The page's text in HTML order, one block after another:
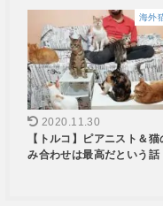
海外
2020.11.30
【トルコ】ピアニスト＆猫
み合わせは最高だという話